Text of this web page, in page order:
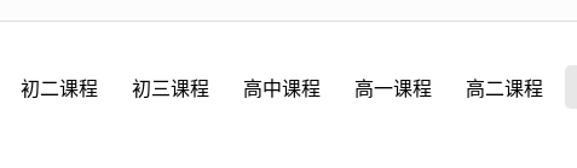
初二课程 初三课程 高中课程 高一课程 高二课程